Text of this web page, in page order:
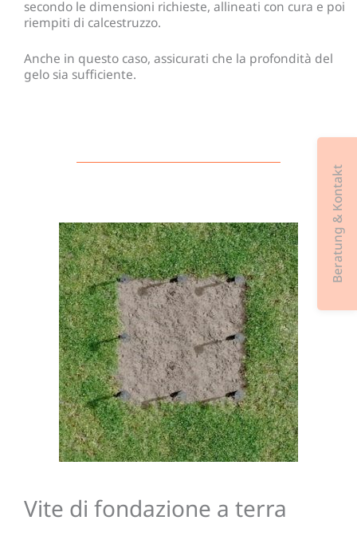
secondo le dimensioni richieste, allineati con cura e poi
riempiti di calcestruzzo.
Anche in questo caso, assicurati che la profondità del
gelo sia sufficiente.
Vite di fondazione a terra
Beratung & Kontakt